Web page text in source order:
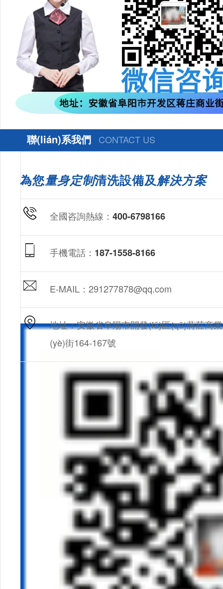
聯(lián)系我們 CONTACT US
為您量身定制清洗設備及解決方案
全國咨詢熱線： 400-6798166
手機電話： 187-1558-8166
E-MAIL：291277878@qq.com
地址：安徽省阜陽市開發(fā)區(qū)蔣莊商業
(yè)街164-167號